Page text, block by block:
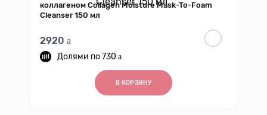
коллагеном Collagen Moisture Mask-To-Foam
Cleanser 150 мл
2920
730
В КОРЗИНУ